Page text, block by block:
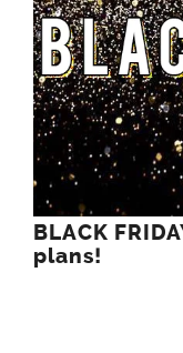
BLACK
plans!